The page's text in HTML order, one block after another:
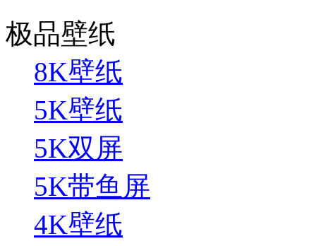
极品壁纸
8K壁纸
5K壁纸
5K双屏
5K带鱼屏
4K壁纸